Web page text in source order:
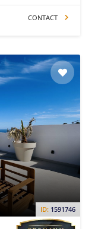
CONTACT
ID: 1591746